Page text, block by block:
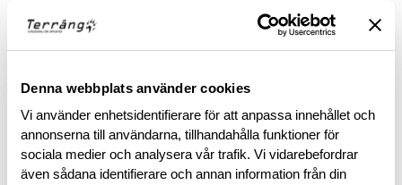
Denna webbplats använder cookies
Vi använder enhetsidentifierare för att anpassa innehållet och
annonserna till användarna, tillhandahålla funktioner för
sociala medier och analysera vår trafik. Vi vidarebefordrar
även sådana identifierare och annan information från din
Läs mer
BESKRIVNING
RECENSIONER